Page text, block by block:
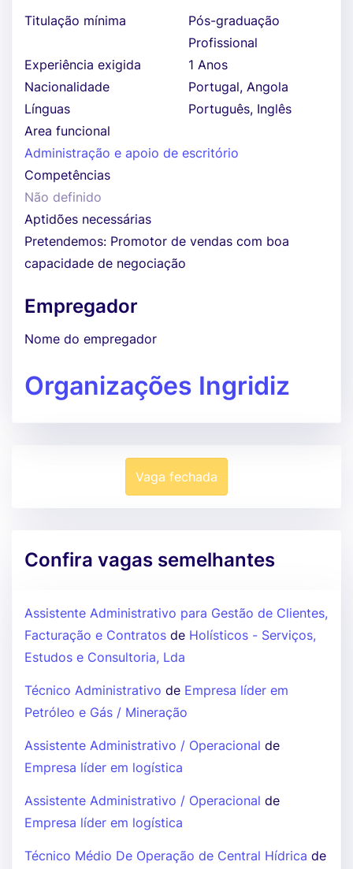
Titulação mínima
Pós-graduação
Profissional
Experiência exigida
1 Anos
Nacionalidade
Portugal, Angola
Línguas
Português, Inglês
Area funcional
Administração e apoio de escritório
Competências
Não definido
Aptidões necessárias
Pretendemos: Promotor de vendas com boa
capacidade de negociação
Empregador
Nome do empregador
Organizações Ingridiz
Vaga fechada
Confira vagas semelhantes
Assistente Administrativo para Gestão de Clientes,
Facturação e Contratos de Holísticos - Serviços,
Estudos e Consultoria, Lda
Técnico Administrativo de Empresa líder em
Petróleo e Gás / Mineração
Assistente Administrativo / Operacional de
Empresa líder em logística
Assistente Administrativo / Operacional de
Empresa líder em logística
Técnico Médio De Operação de Central Hídrica de